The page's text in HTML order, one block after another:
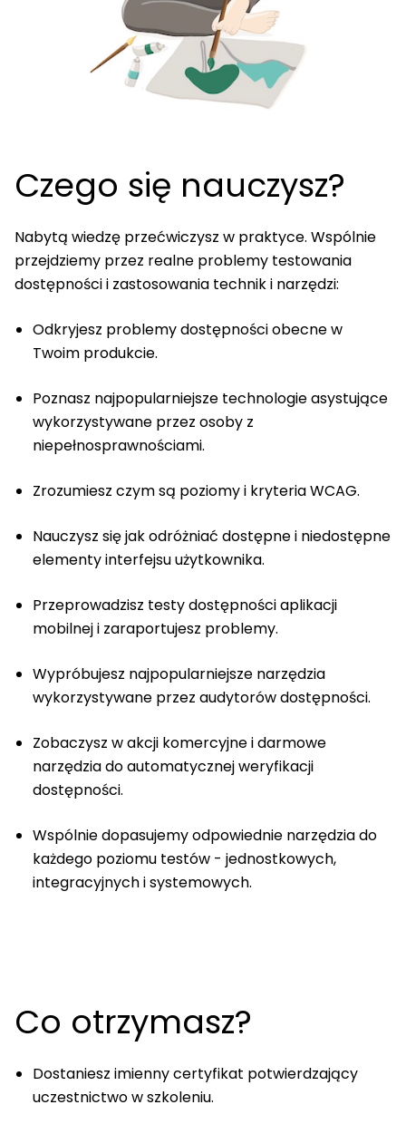
Czego się nauczysz?
Nabytą wiedzę przećwiczysz w praktyce. Wspólnie
przejdziemy przez realne problemy testowania
dostępności i zastosowania technik i narzędzi:
Odkryjesz problemy dostępności obecne w
Twoim produkcie.
Poznasz najpopularniejsze technologie asystujące
wykorzystywane przez osoby z
niepełnosprawnościami.
Zrozumiesz czym są poziomy i kryteria WCAG.
Nauczysz się jak odróżniać dostępne i niedostępne
elementy interfejsu użytkownika.
Przeprowadzisz testy dostępności aplikacji
mobilnej i zaraportujesz problemy.
Wypróbujesz najpopularniejsze narzędzia
wykorzystywane przez audytorów dostępności.
Zobaczysz w akcji komercyjne i darmowe
narzędzia do automatycznej weryfikacji
dostępności.
Wspólnie dopasujemy odpowiednie narzędzia do
każdego poziomu testów - jednostkowych,
integracyjnych i systemowych.
Co otrzymasz?
Dostaniesz imienny certyfikat potwierdzający
uczestnictwo w szkoleniu.